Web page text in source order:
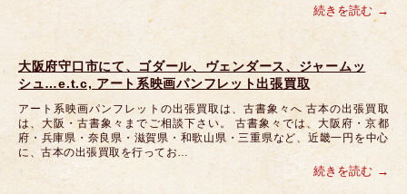
続きを読む
大阪府守口市にて、ゴダール、ヴェンダース、ジャームッ
シュ…e.t.c, アート系映画パンフレット出張買取
アート系映画パンフレットの出張買取は、古書象々へ 古本の出張買取
は、大阪・古書象々までご相談下さい。 古書象々では、大阪府・京都
府・兵庫県・奈良県・滋賀県・和歌山県・三重県など、近畿一円を中心
に、古本の出張買取を行ってお…
続きを読む